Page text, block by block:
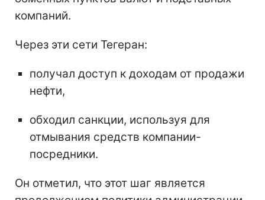
компаний.
Через эти сети Тегеран:
получал доступ к доходам от продажи
нефти,
обходил санкции, используя для
отмывания средств компании-
посредники.
Он отметил, что этот шаг является